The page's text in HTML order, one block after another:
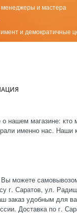
и мастера
и демократичные
о нашем магазине:
именно нас. Наши
Вы можете
г. Саратов, ул.
заказ удобным для
Доставка по г.